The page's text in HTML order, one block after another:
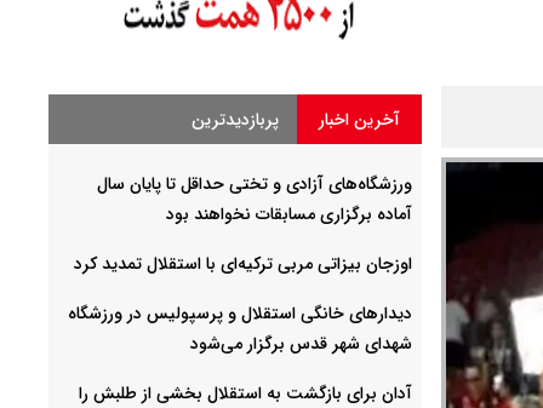
آخرین اخبار پربازدیدترین
ورزشگاه‌های آزادی و تختی حداقل تا پایان سال
آماده برگزاری مسابقات نخواهند بود
اوزجان بیزاتی مربی ترکیه‌ای با استقلال تمدید کرد
دیدارهای خانگی استقلال و پرسپولیس در ورزشگاه
شهدای شهر قدس برگزار می‌شود
آدان برای بازگشت به استقلال بخشی از طلبش را